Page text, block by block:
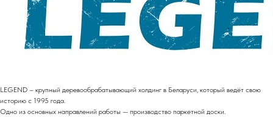
LEGEND – крупный деревообрабатывающий холдинг в Беларуси, который ведёт свою
историю с 1995 года.
Одно из основных направлений работы — производство паркетной доски.